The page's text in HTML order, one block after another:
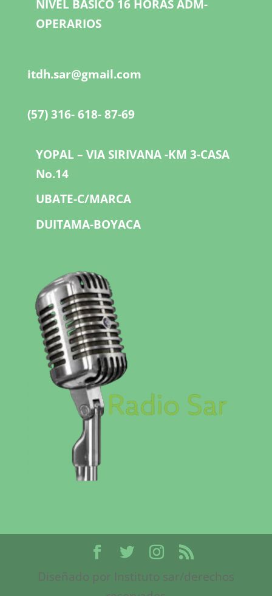
NIVEL BASICO 16 HORAS ADM-
OPERARIOS
itdh.sar@gmail.com
(57) 316- 618- 87-69
YOPAL – VIA SIRIVANA -KM 3-CASA
No.14
UBATE-C/MARCA
DUITAMA-BOYACA
Diseñado por Instituto sar/derechos